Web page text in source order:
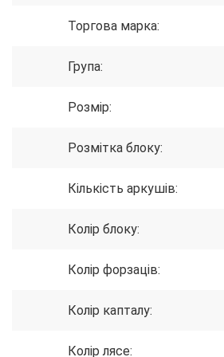
Торгова марка:
Група:
Розмір:
Розмітка блоку:
Кількість аркушів:
Колір блоку:
Колір форзаців:
Колір капталу:
Колір лясе: